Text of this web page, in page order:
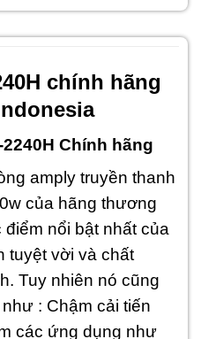
chính hãng
Chính hãng
amply truyền thanh
của hãng thương
nổi bật nhất của
tuyệt vời và chất
Tuy nhiên nó cũng
: Chậm cải tiến
các ứng dụng như